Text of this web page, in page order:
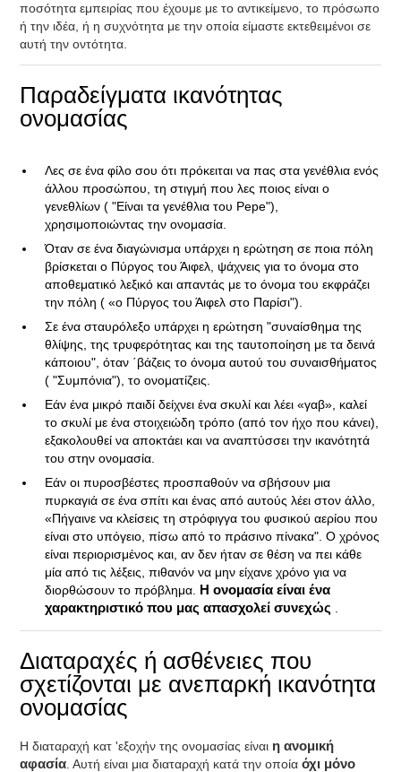
ποσότητα εμπειρίας που έχουμε με το αντικείμενο, το πρόσωπο
ή την ιδέα, ή η συχνότητα με την οποία είμαστε εκτεθειμένοι σε
αυτή την οντότητα.
Παραδείγματα ικανότητας
ονομασίας
Λες σε ένα φίλο σου ότι πρόκειται να πας στα γενέθλια ενός
άλλου προσώπου, τη στιγμή που λες ποιος είναι ο
γενεθλίων ( "Είναι τα γενέθλια του Pepe"),
χρησιμοποιώντας την ονομασία.
Όταν σε ένα διαγώνισμα υπάρχει η ερώτηση σε ποια πόλη
βρίσκεται ο Πύργος του Άιφελ, ψάχνεις για το όνομα στο
αποθεματικό λεξικό και απαντάς με το όνομα του εκφράζει
την πόλη ( «ο Πύργος του Άιφελ στο Παρίσι").
Σε ένα σταυρόλεξο υπάρχει η ερώτηση "συναίσθημα της
θλίψης, της τρυφερότητας και της ταυτοποίηση με τα δεινά
κάποιου", όταν ΄βάζεις το όνομα αυτού του συναισθήματος
( "Συμπόνια"), το ονοματίζεις.
Εάν ένα μικρό παιδί δείχνει ένα σκυλί και λέει «γαβ», καλεί
το σκυλί με ένα στοιχειώδη τρόπο (από τον ήχο που κάνει),
εξακολουθεί να αποκτάει και να αναπτύσσει την ικανότητά
του στην ονομασία.
Εάν οι πυροσβέστες προσπαθούν να σβήσουν μια
πυρκαγιά σε ένα σπίτι και ένας από αυτούς λέει στον άλλο,
«Πήγαινε να κλείσεις τη στρόφιγγα του φυσικού αερίου που
είναι στο υπόγειο, πίσω από το πράσινο πίνακα". Ο χρόνος
είναι περιορισμένος και, αν δεν ήταν σε θέση να πει κάθε
μία από τις λέξεις, πιθανόν να μην είχανε χρόνο για να
διορθώσουν το πρόβλημα.
Η ονομασία είναι ένα
χαρακτηριστικό που μας απασχολεί συνεχώς
Διαταραχές ή ασθένειες που
σχετίζονται με ανεπαρκή ικανότητα
ονομασίας
Η διαταραχή κατ 'εξοχήν της ονομασίας είναι η ανομική
αφασία . Αυτή είναι μια διαταραχή κατά την οποίαόχι μόνο